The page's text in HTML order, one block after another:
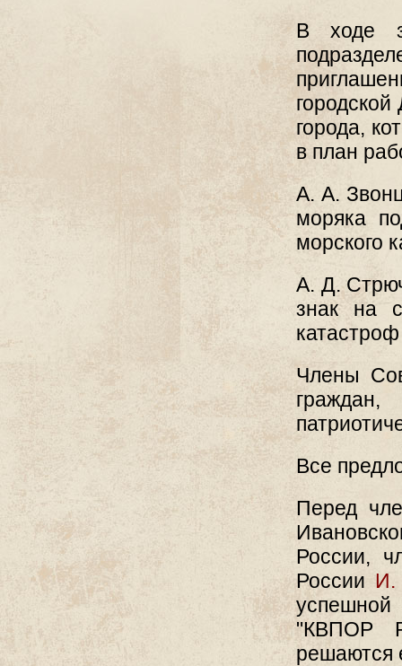
В ходе
города,
в план
А. А.
моряка
морского
А. Д.
знак на
Члены
Все
Перед
России,
России И.
"КВПОР
решаются